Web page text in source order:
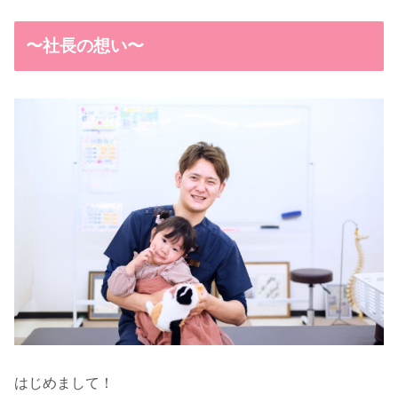
〜社長の想い〜
はじめまして！